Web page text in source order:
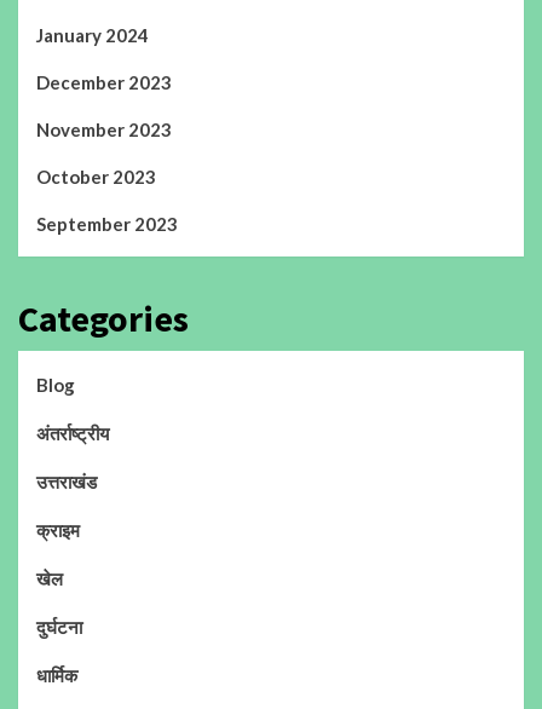
January 2024
December 2023
November 2023
October 2023
September 2023
Categories
Blog
अंतर्राष्ट्रीय
उत्तराखंड
क्राइम
खेल
दुर्घटना
धार्मिक